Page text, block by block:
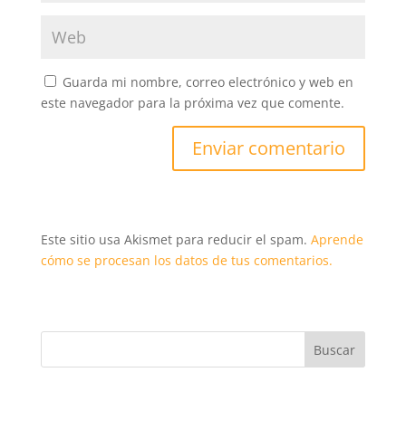
Guarda mi nombre, correo electrónico y web en
este navegador para la próxima vez que comente.
Este sitio usa Akismet para reducir el spam. Aprende
cómo se procesan los datos de tus comentarios.